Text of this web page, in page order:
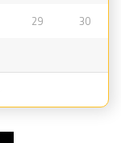
29 30